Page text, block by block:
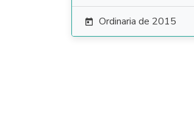
 Ordinaria de 2015